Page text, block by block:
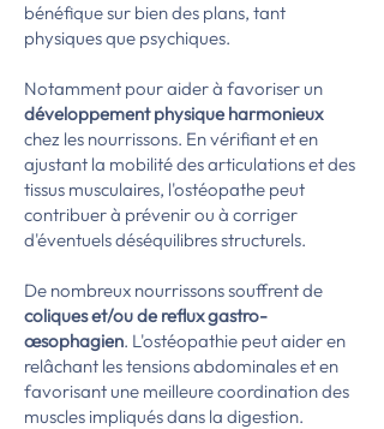
bénéfique sur bien des plans, tant
physiques que psychiques.
Notamment pour aider à favoriser un
développement physique harmonieux
chez les nourrissons. En vérifiant et en
ajustant la mobilité des articulations et des
tissus musculaires, l'ostéopathe peut
contribuer à prévenir ou à corriger
d'éventuels déséquilibres structurels.
De nombreux nourrissons souffrent de
coliques et/ou de reflux gastro-
œsophagien. L'ostéopathie peut aider en
relâchant les tensions abdominales et en
favorisant une meilleure coordination des
muscles impliqués dans la digestion.